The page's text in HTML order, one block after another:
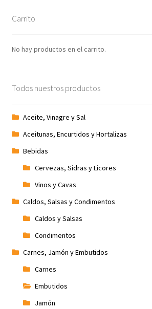
Carrito
No hay productos en el carrito.
Todos nuestros productos
Aceite, Vinagre y Sal
Aceitunas, Encurtidos y Hortalizas
Bebidas
Cervezas, Sidras y Licores
Vinos y Cavas
Caldos, Salsas y Condimentos
Caldos y Salsas
Condimentos
Carnes, Jamón y Embutidos
Carnes
Embutidos
Jamón